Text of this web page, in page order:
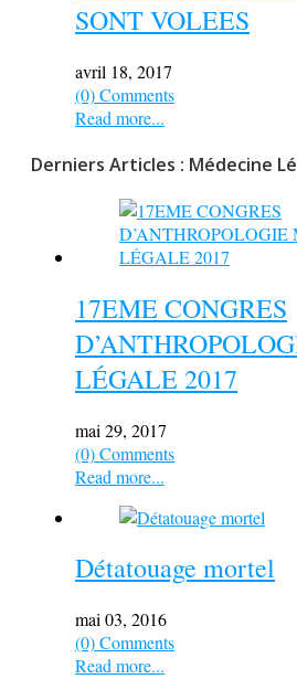
SONT VOLEES
avril 18, 2017
(0) Comments
Read more...
Derniers Articles : Médecine
17EME CONGRES
LÉGALE 2017
mai 29, 2017
(0) Comments
Read more...
Détatouage mortel
mai 03, 2016
(0) Comments
Read more...